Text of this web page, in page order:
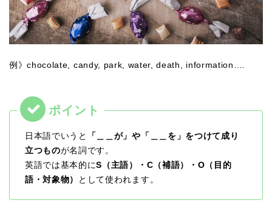
例》chocolate, candy, park, water, death, information….
日本語でいうと
「＿＿が」や「＿＿を」をつけて成り
立つものが名詞です。
英語では基本的にS（主語）・C（補語）・O（目的
語・対象物）
として使われます。